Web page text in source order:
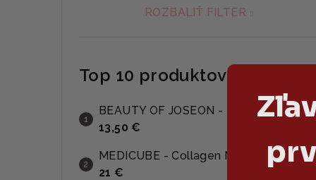
ROZBALIŤ FILTER
Top 10 produktov
BEAUTY OF JOSEON - Relief Sun Aqua-Fresh Rice + B5 SPF50+ PA++++ - Opaľovací krém s ryžovým extraktom a panthenolom 50ml
13,50 €
MEDICUBE - Collagen Night Wrapping Mask - Nočná kolagénová maska s ceramidmi 75ml
21 €